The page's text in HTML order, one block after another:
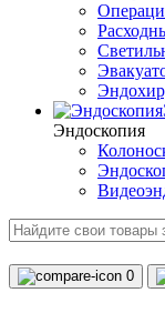
Эндоскопия
0